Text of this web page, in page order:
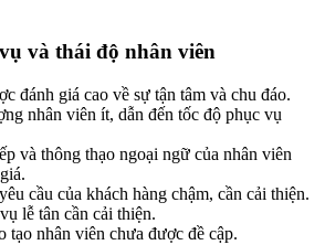
và thái độ nhân viên
đánh giá cao về sự tận tâm và chu đáo.
nhân viên ít, dẫn đến tốc độ phục vụ
và thông thạo ngoại ngữ của nhân viên
cầu của khách hàng chậm, cần cải thiện.
lễ tân cần cải thiện.
tạo nhân viên chưa được đề cập.